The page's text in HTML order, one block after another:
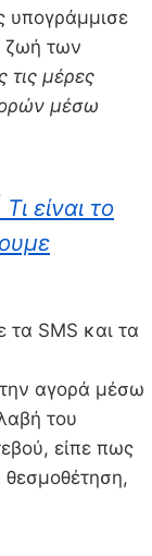
υπογράμμισε
ζωή των
τις μέρες
μέσω
είναι το
τα SMS και τα
αγορά μέσω
του
είπε πως
θεσμοθέτηση,